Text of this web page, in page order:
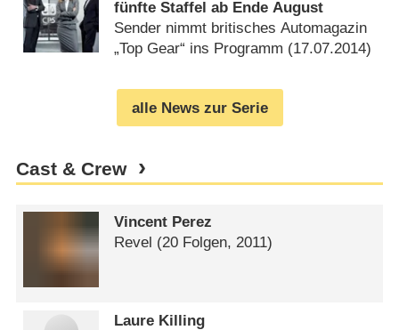
fünfte Staffel ab Ende August
Sender nimmt britisches Automagazin
„Top Gear“ ins Programm (17.07.2014)
alle News zur Serie
Cast & Crew
Vincent Perez
Revel (20 Folgen, 2011)
Laure Killing